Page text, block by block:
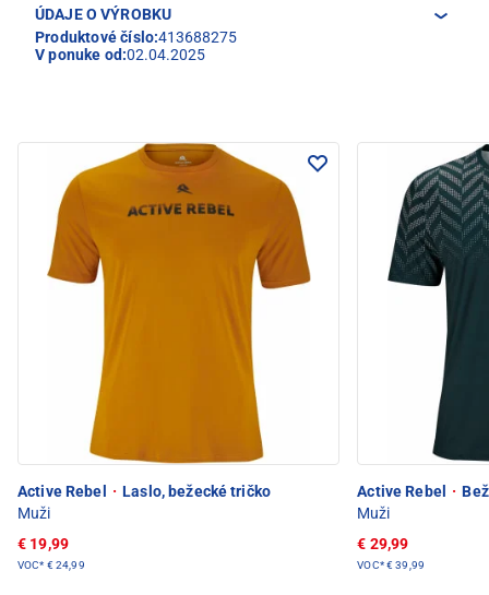
ÚDAJE O VÝROBKU
Produktové číslo:413688275
V ponuke od:02.04.2025
Active Rebel · Laslo, bežecké tričko
Muži
€ 19,99
VOC* € 24,99
Active Rebel ·
Muži
€ 29,99
VOC*€ 39,99